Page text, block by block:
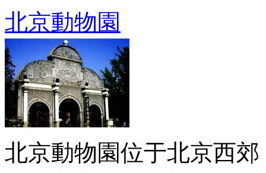
北京動物園
北京動物園位于北京西